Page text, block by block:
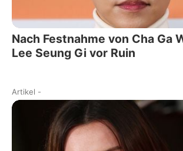
Nach Festnahme von Cha Ga
Lee Seung Gi vor Ruin
Artikel -